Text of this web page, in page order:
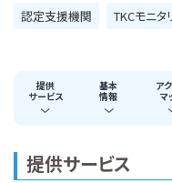
認定支援機関
TKCモニ
提供
サービス
基本
情報
ア
マ
提供サービス